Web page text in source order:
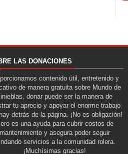
LAS DONACIONES
contenido útil, entretenido y
de manera gratuita sobre Mundo de
donar puede ser la manera de
tu aprecio y apoyar el enorme trabajo
detrás de la página. ¡No es obligación!
es una ayuda para cubrir costos de
mantenimiento y asegura poder seguir
servicios a la comunidad rolera.
¡Muchísimas gracias!